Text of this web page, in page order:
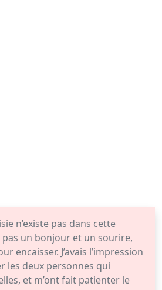
n’existe pas dans cette
un bonjour et un sourire,
encaisser. J’avais l’impression
les deux personnes qui
et m’ont fait patienter le